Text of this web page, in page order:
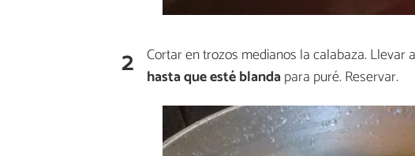
2 Cortar en trozos medianos la calabaza. Llevar
hasta que esté blandapara puré. Reservar.